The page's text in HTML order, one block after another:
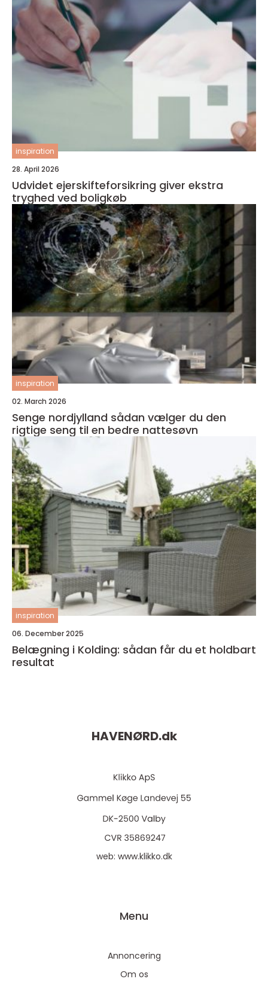
inspiration
28. April 2026
Udvidet ejerskifteforsikring giver ekstra
tryghed ved boligkøb
inspiration
02. March 2026
Senge nordjylland sådan vælger du den
rigtige seng til en bedre nattesøvn
inspiration
06. December 2025
Belægning i Kolding: sådan får du et holdbart
resultat
HAVENØRD.dk
web: www.klikko.dk
Menu
Annoncering
Om os